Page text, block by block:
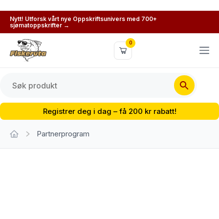
Nytt! Utforsk vårt nye Oppskriftsunivers med 700+
sjømatoppskrifter →
0
Registrer deg i dag – få 200 kr rabatt!
Partnerprogram